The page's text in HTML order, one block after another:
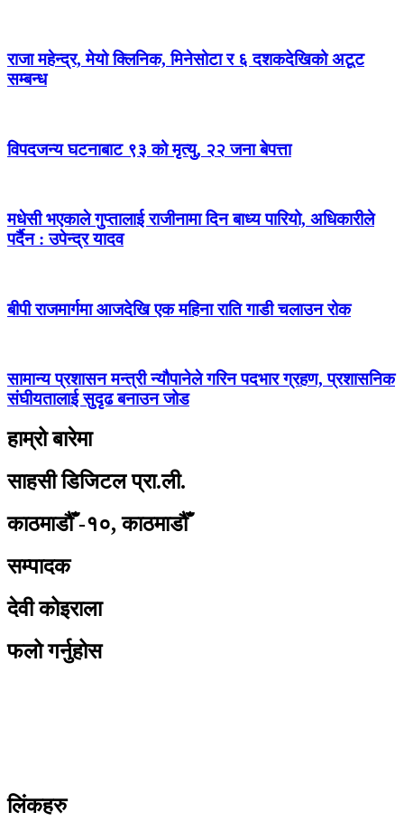
राजा महेन्द्र, मेयो क्लिनिक, मिनेसोटा र ६ दशकदेखिको अटूट
सम्बन्ध
विपदजन्य घटनाबाट ९३ को मृत्यु, २२ जना बेपत्ता
मधेसी भएकाले गुप्तालाई राजीनामा दिन बाध्य पारियो, अधिकारीले
पर्दैन : उपेन्द्र यादव
बीपी राजमार्गमा आजदेखि एक महिना राति गाडी चलाउन रोक
सामान्य प्रशासन मन्त्री न्यौपानेले गरिन पदभार ग्रहण, प्रशासनिक
संघीयतालाई सुदृढ बनाउन जोड
हाम्रो बारेमा
साहसी डिजिटल प्रा.ली.
काठमाडौँ -१०, काठमाडौँ
सम्पादक
देवी कोइराला
फलो गर्नुहोस
लिंकहरु